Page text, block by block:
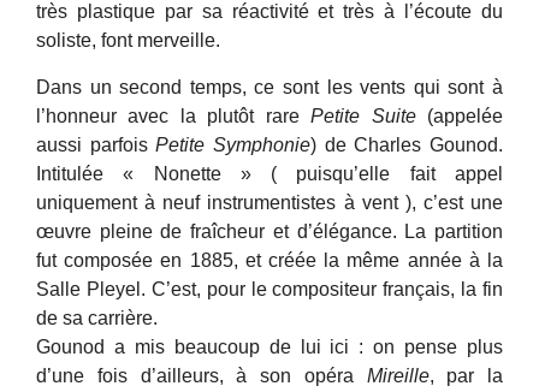
très plastique par sa réactivité et très à l’écoute du
soliste, font merveille.
Dans un second temps, ce sont les vents qui sont à
l’honneur avec la plutôt rarePetite Suite(appelée
aussi parfoisPetite Symphonie) de Charles Gounod.
Intitulée « Nonette » ( puisqu’elle fait appel
uniquement à neuf instrumentistes à vent ), c’est une
œuvre pleine de fraîcheur et d’élégance. La partition
fut composée en 1885, et créée la même année à la
Salle Pleyel. C’est, pour le compositeur français, la fin
de sa carrière.
Gounod a mis beaucoup de lui ici : on pense plus
d’une fois d’ailleurs, à son opéra Mireille, par la